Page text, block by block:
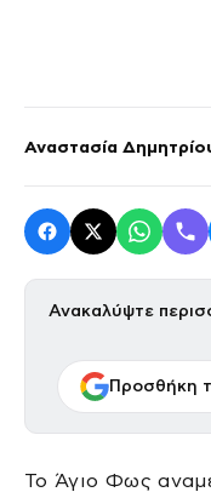
Αναστασία
Ανακαλύψτε
Προσθήκη
Το Άγιο Φως